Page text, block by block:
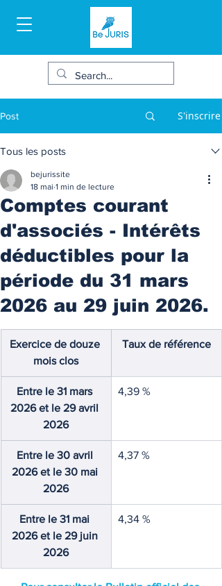
Post S'inscrire
Tous les posts
Comptes courant
d'associés - Intérêts
déductibles pour la
période du 31 mars
2026 au 29 juin 2026.
bejurissite
18 mai 1 min de lecture
Exercice de douze
mois clos
Taux de référence
Entre le 31 mars
2026 et le 29 avril
2026
4,39 %
Entre le 30 avril
2026 et le 30 mai
2026
4,37 %
Entre le 31 mai
2026 et le 29 juin
2026
4,34 %